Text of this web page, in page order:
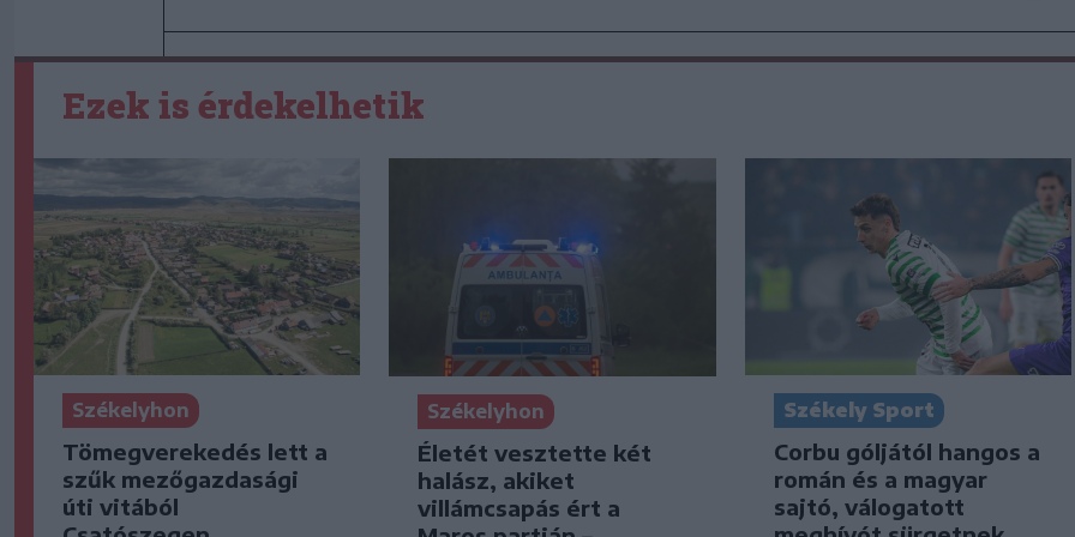
Ezek is érdekelhetik
Székelyhon
Tömegverekedés lett a
szűk mezőgazdasági
úti vitából
Székelyhon
Életét vesztette két
halász, akiket
villámcsapás ért a
Székely Sport
Corbu góljától hangos a
román és a magyar
sajtó, válogatott